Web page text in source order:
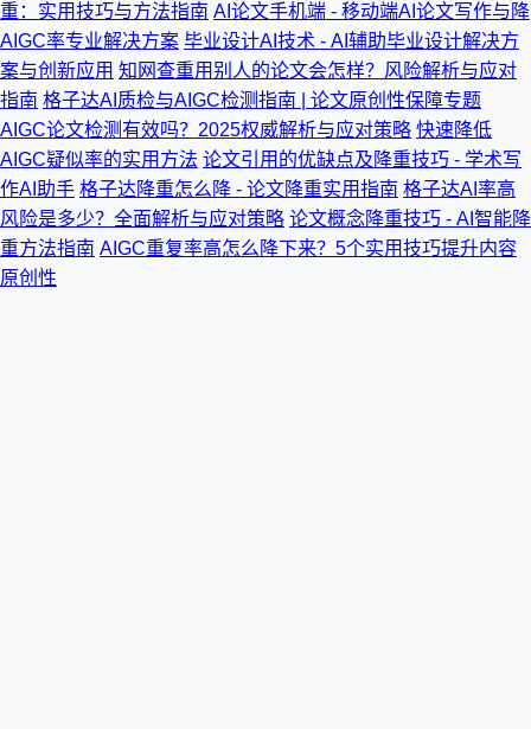
重：实用技巧与方法指南 AI论文手机端 - 移动端AI论文写作与降
AIGC率专业解决方案 毕业设计AI技术 - AI辅助毕业设计解决方
案与创新应用 知网查重用别人的论文会怎样？风险解析与应对
指南 格子达AI质检与AIGC检测指南 | 论文原创性保障专题
AIGC论文检测有效吗？2025权威解析与应对策略 快速降低
AIGC疑似率的实用方法 论文引用的优缺点及降重技巧 - 学术写
作AI助手 格子达降重怎么降 - 论文降重实用指南 格子达AI率高
风险是多少？全面解析与应对策略 论文概念降重技巧 - AI智能降
重方法指南 AIGC重复率高怎么降下来？5个实用技巧提升内容
原创性